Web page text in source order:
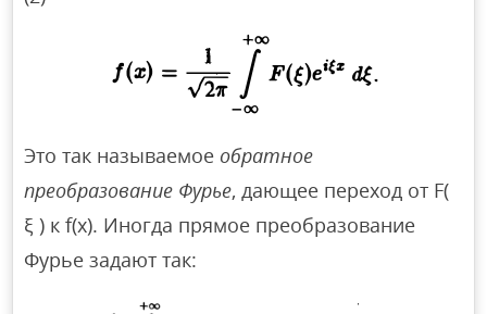
Это так называемое обратное
преобразование Фурье, дающее переход от F(
ξ ) к f(x). Иногда прямое преобразование
Фурье задают так: